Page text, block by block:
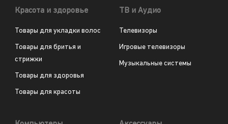
Красота и здоровье
Товары для укладки волос
Товары для бритья и
стрижки
Товары для здоровья
Товары для красоты
ТВ и Аудио
Телевизоры
Игровые телевизоры
Музыкальные системы